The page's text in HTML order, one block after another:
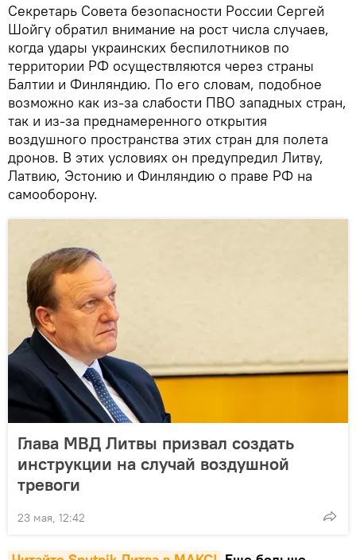
Секретарь Совета безопасности России Сергей
Шойгу обратил внимание на рост числа случаев,
когда удары украинских беспилотников по
территории РФ осуществляются через страны
Балтии и Финляндию. По его словам, подобное
возможно как из-за слабости ПВО западных стран,
так и из-за преднамеренного открытия
воздушного пространства этих стран для полета
дронов. В этих условиях он предупредил Литву,
Латвию, Эстонию и Финляндию о праве РФ на
самооборону.
Глава МВД Литвы призвал создать
инструкции на случай воздушной
тревоги
23 мая, 12:42